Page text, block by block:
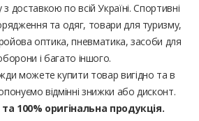
доставкою по всій Україні. Спортивні
та одяг, товари для туризму,
оптика, пневматика, засоби для
і багато іншого.
можете купити товар вигідно та в
відмінні знижки або дисконт.
та 100% оригінальна продукція.